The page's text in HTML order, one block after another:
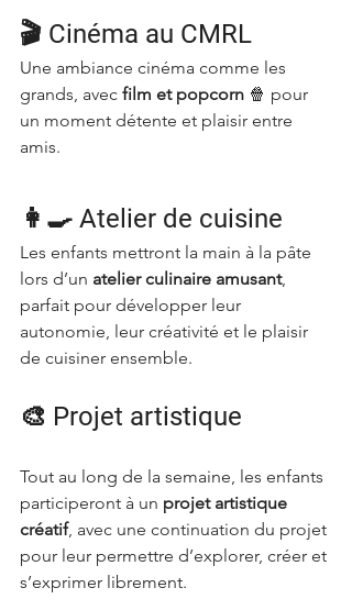
🎬 Cinéma au CMRL
Une ambiance cinéma comme les
grands, avec film et popcorn 🍿 pour
un moment détente et plaisir entre
amis.
👩‍🍳 Atelier de cuisine
Les enfants mettront la main à la pâte
lors d’un atelier culinaire amusant,
parfait pour développer leur
autonomie, leur créativité et le plaisir
de cuisiner ensemble.
🎨 Projet artistique
Tout au long de la semaine, les enfants
participeront à un projet artistique
créatif, avec une continuation du projet
pour leur permettre d’explorer, créer et
s’exprimer librement.